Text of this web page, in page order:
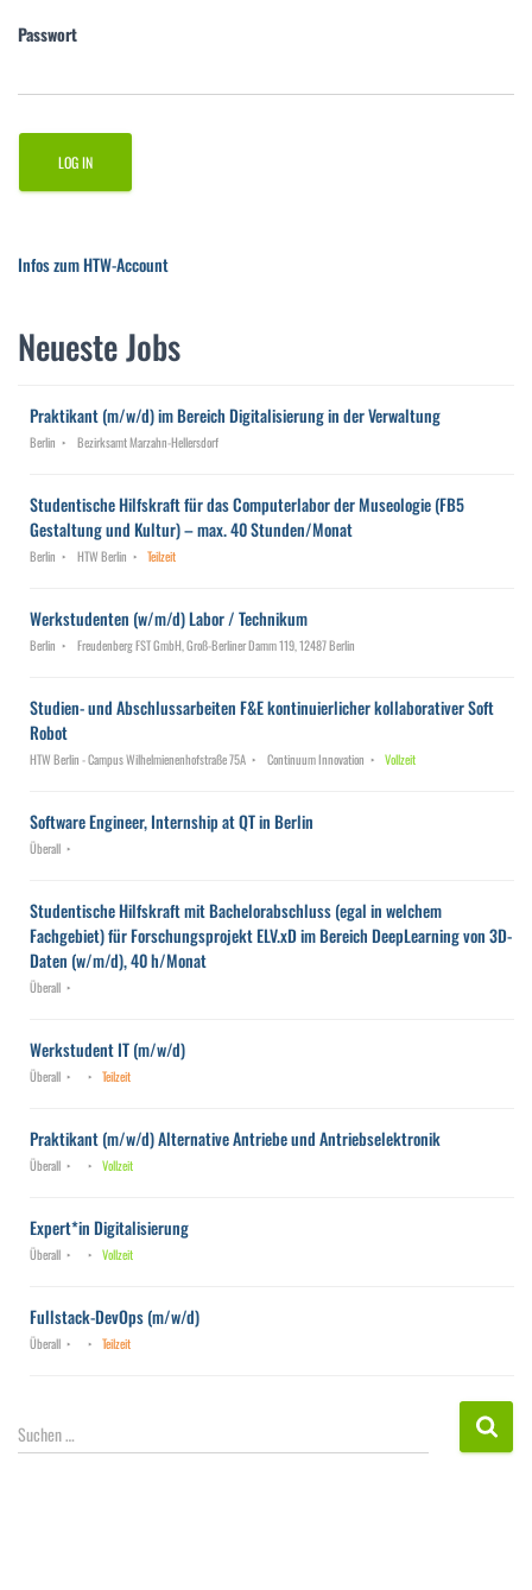
Passwort
Infos zum HTW-Account
Neueste Jobs
Praktikant (m/w/d) im Bereich Digitalisierung in der Verwaltung
Berlin Bezirksamt Marzahn-Hellersdorf
Studentische Hilfskraft für das Computerlabor der Museologie (FB5
Gestaltung und Kultur) – max. 40 Stunden/Monat
Berlin HTW Berlin Teilzeit
Werkstudenten (w/m/d) Labor / Technikum
Berlin Freudenberg FST GmbH, Groß-Berliner Damm 119, 12487 Berlin
Studien- und Abschlussarbeiten F&E kontinuierlicher kollaborativer Soft
Robot
HTW Berlin - Campus Wilhelmienenhofstraße 75A Continuum Innovation Vollzeit
Software Engineer, Internship at QT in Berlin
Überall
Studentische Hilfskraft mit Bachelorabschluss (egal in welchem
Fachgebiet) für Forschungsprojekt ELV.xD im Bereich DeepLearning von 3D-
Daten (w/m/d), 40 h/Monat
Überall
Werkstudent IT (m/w/d)
Überall Teilzeit
Praktikant (m/w/d) Alternative Antriebe und Antriebselektronik
Überall Vollzeit
Expert*in Digitalisierung
Überall Vollzeit
Fullstack-DevOps (m/w/d)
Überall Teilzeit
S
u
Suchen …